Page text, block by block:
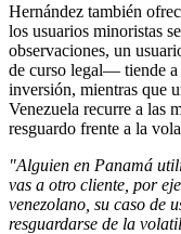
Hernández también
los usuarios minoristas
observaciones, un
de curso legal— tiende
inversión, mientras que
Venezuela recurre a las
resguardo frente a la
"Alguien en Panamá
vas a otro cliente, por
venezolano, su caso de
resguardarse de la